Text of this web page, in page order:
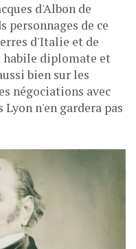
d'Albon de
personnages de ce
d'Italie et de
habile diplomate et
bien sur les
négociations avec
n'en gardera pas